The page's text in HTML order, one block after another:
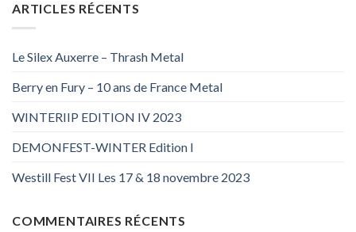
ARTICLES RÉCENTS
Le Silex Auxerre – Thrash Metal
Berry en Fury – 10 ans de France Metal
WINTERIIP EDITION IV 2023
DEMONFEST-WINTER Edition I
Westill Fest VII Les 17 & 18 novembre 2023
COMMENTAIRES RÉCENTS